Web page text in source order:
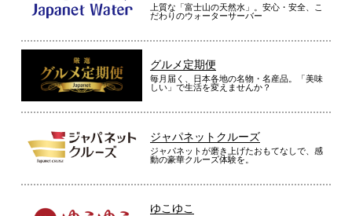
上質な「富士山の天然水」。安心・安全、こ
だわりのウォーターサーバー
グルメ定期便
毎月届く、日本各地の名物・名産品。「美味
しい」で生活を変えませんか？
ジャパネットクルーズ
ジャパネットが磨き上げたおもてなしで、感
動の豪華クルーズ体験を。
ゆこゆこ